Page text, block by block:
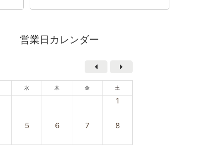
営業日カレンダー
水 木 金 土
1
5 6 7 8